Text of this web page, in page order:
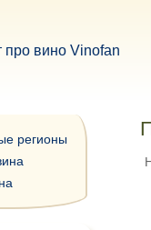
регионы